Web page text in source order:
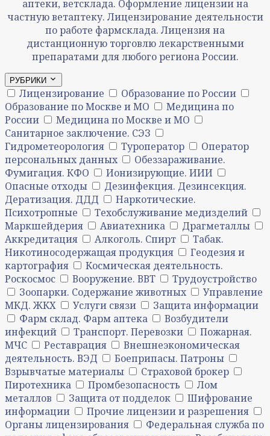
аптеки, ветсклада. Оформление лицензии на
частную ветаптеку. Лицензирование деятельности
по работе фармсклада. Лицензия на
дистанционную торговлю лекарственными
препаратами для любого региона России.
РУБРИКИ
Лицензирование
Образование по России
Образование по Москве и МО
Медицина по
России
Медицина по Москве и МО
Санитарное заключение. СЭЗ
Гидрометеорология
Туроператор
Оператор
персональных данных
Обеззараживание.
Фумигация. КФО
Ионизирующие. ИИИ
Опасные отходы
Дезинфекция. Дезинсекция.
Дератизация. ДДД
Наркотические.
Психотропные
Техобслуживание медизделий
Маркшейдерия
Авиатехника
Драгметаллы
Аккредитация
Алкоголь. Спирт
Табак.
Никотиносодержащая продукция
Геодезия и
картография
Космическая деятельность.
Роскосмос
Вооружение. ВВТ
Трудоустройство
Зоопарки. Содержание животных
Управление
МКД. ЖКХ
Услуги связи
Защита информации
Фарм склад. Фарм аптека
Возбудители
инфекций
Транспорт. Перевозки
Пожарная.
МЧС
Реставрация
Внешнеэкономическая
деятельность. ВЭД
Боеприпасы. Патроны
Взрывчатые материалы
Страховой брокер
Пиротехника
Промбезопасность
Лом
металлов
Защита от подделок
Шифрование
информации
Прочие лицензии и разрешения
Органы лицензирования
Федеральная служба по